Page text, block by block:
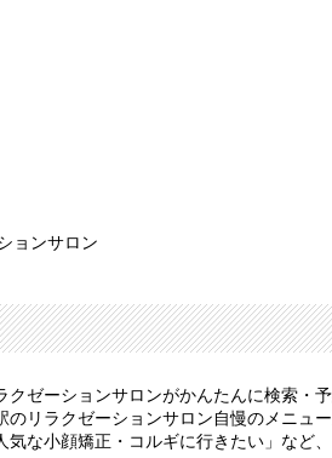
ョンサロン
ゼーションサロンがかんたんに検索・
リラクゼーションサロン自慢のメニュー
な小顔矯正・コルギに行きたい」など